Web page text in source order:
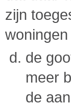
zijn
de
meer
de